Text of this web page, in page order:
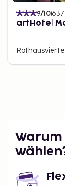
9/10(637
artHotel
Warum